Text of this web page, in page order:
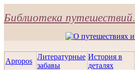
Библиотека
Apropos
Литературные
забавы
История в
деталях